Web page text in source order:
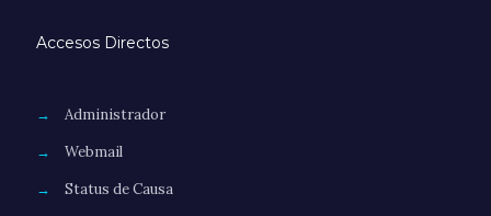
Accesos Directos
→
Administrador
→
Webmail
→
Status de Causa